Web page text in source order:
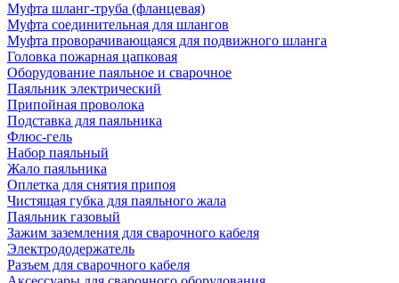
Муфта шланг-труба (фланцевая)
Муфта соединительная для шлангов
Муфта проворачивающаяся для подвижного шланга
Головка пожарная цапковая
Оборудование паяльное и сварочное
Паяльник электрический
Припойная проволока
Подставка для паяльника
Флюс-гель
Набор паяльный
Жало паяльника
Оплетка для снятия припоя
Чистящая губка для паяльного жала
Паяльник газовый
Зажим заземления для сварочного кабеля
Электрододержатель
Разъем для сварочного кабеля